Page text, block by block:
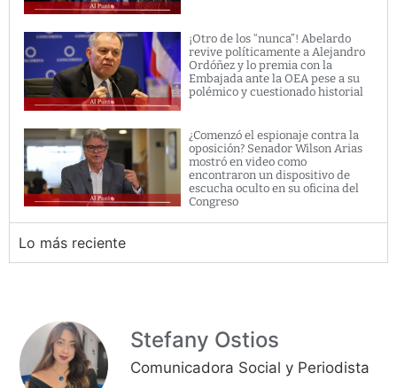
¡Otro de los “nunca”! Abelardo
revive políticamente a Alejandro
Ordóñez y lo premia con la
Embajada ante la OEA pese a su
polémico y cuestionado historial
¿Comenzó el espionaje contra la
oposición? Senador Wilson Arias
mostró en video como
encontraron un dispositivo de
escucha oculto en su oficina del
Congreso
Lo más reciente
Stefany Ostios
Comunicadora Social y Periodista